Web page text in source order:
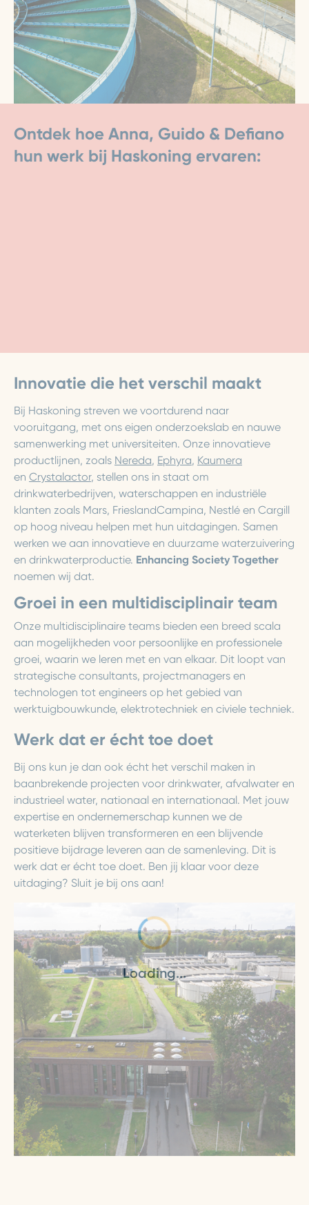
Ontdek hoe Anna, Guido & Defiano
hun werk bij Haskoning ervaren:
Innovatie die het verschil maakt
Bij Haskoning streven we voortdurend naar
vooruitgang, met ons eigen onderzoekslab en nauwe
samenwerking met universiteiten. Onze innovatieve
productlijnen, zoals Nereda, Ephyra, Kaumera
en Crystalactor, stellen ons in staat om
drinkwaterbedrijven, waterschappen en industriële
klanten zoals Mars, FrieslandCampina, Nestlé en Cargill
op hoog niveau helpen met hun uitdagingen. Samen
werken we aan innovatieve en duurzame waterzuivering
en drinkwaterproductie. Enhancing Society Together
noemen wij dat.
Groei in een multidisciplinair team
Onze multidisciplinaire teams bieden een breed scala
aan mogelijkheden voor persoonlijke en professionele
groei, waarin we leren met en van elkaar. Dit loopt van
strategische consultants, projectmanagers en
technologen tot engineers op het gebied van
werktuigbouwkunde, elektrotechniek en civiele techniek.
Werk dat er écht toe doet
Bij ons kun je dan ook écht het verschil maken in
baanbrekende projecten voor drinkwater, afvalwater en
industrieel water, nationaal en internationaal. Met jouw
expertise en ondernemerschap kunnen we de
waterketen blijven transformeren en een blijvende
positieve bijdrage leveren aan de samenleving. Dit is
werk dat er écht toe doet. Ben jij klaar voor deze
uitdaging? Sluit je bij ons aan!
Loading...